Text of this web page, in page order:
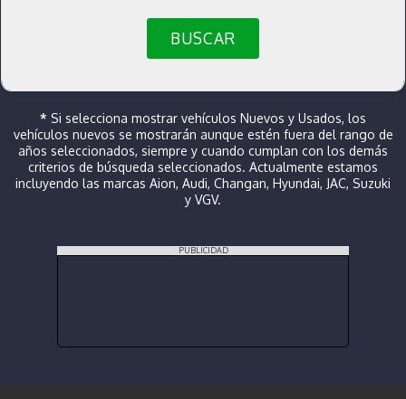
BUSCAR
* Si selecciona mostrar vehículos Nuevos y Usados, los
vehículos nuevos se mostrarán aunque estén fuera del rango de
años seleccionados, siempre y cuando cumplan con los demás
criterios de búsqueda seleccionados. Actualmente estamos
incluyendo las marcas Aion, Audi, Changan, Hyundai, JAC, Suzuki
y VGV.
PUBLICIDAD